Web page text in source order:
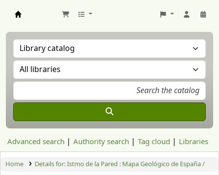
Advanced search Authority search Tag cloud Libraries
Home Details for:Istmo de la Pared : Mapa Geológico de España /